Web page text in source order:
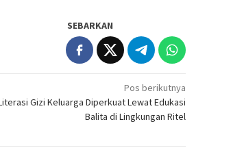
SEBARKAN
Pos berikutnya
Gizi Keluarga Diperkuat Lewat Edukasi
Balita di Lingkungan Ritel